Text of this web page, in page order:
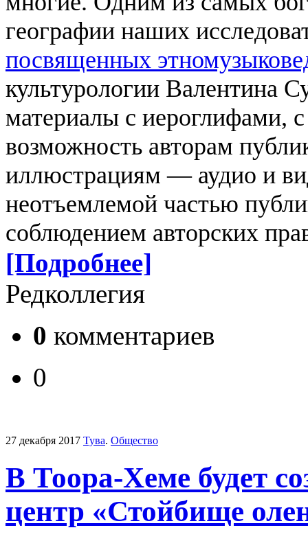
географии наших
посвященных
культурологии Валентина
материалы с иероглифами,
возможность авторам
иллюстрациям — аудио и
неотъемлемой частью
соблюдением авторских
[Подробнее]
Редколлегия
0 комментариев
0
27 декабря 2017 Тува. Общество
В Тоора-Хеме будет
центр «Стойбище